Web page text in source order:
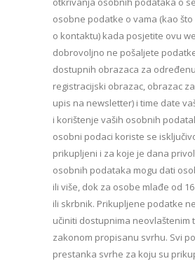
osobne podatke o vama (kao
o kontaktu) kada posjetite ovu
dobrovoljno ne pošaljete
dostupnih obrazaca za
registracijski obrazac, obrazac
upis na newsletter) i time date
i korištenje vaših osobnih
osobni podaci koriste se
prikupljeni i za koje je dana
osobnih podataka mogu dati
ili više, dok za osobe mlađe od
ili skrbnik. Prikupljene podatke
učiniti dostupnima neovlaštenim
zakonom propisanu svrhu. Svi
prestanka svrhe za koju su